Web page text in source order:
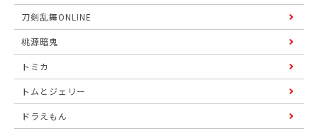
刀剣乱舞ONLINE
桃源暗鬼
トミカ
トムとジェリー
ドラえもん